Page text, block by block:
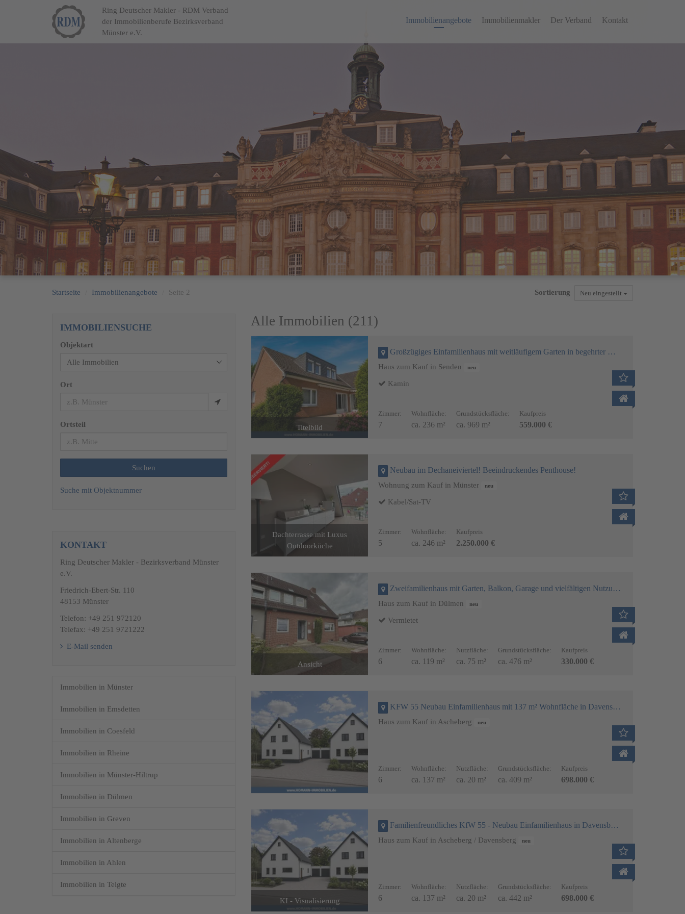
Ring Deutscher Makler - RDM Verband
der Immobilienberufe Bezirksverband
Münster e.V.
Immobilienangebote Immobilienmakler Der Verband Kontakt
Startseite Immobilienangebote Seite 2 Sortierung Neu eingestellt
Alle Immobilien (211)
Titelbild Terrasse Terrasse
Großzügiges Einfamilienhaus mit weitläufigem Garten in begehrter Waldrandlage von Senden
Haus zum Kauf in Senden neu
Kamin
Zimmer:
7
Wohnfläche:
ca. 236 m²
Grundstücksfläche:
ca. 969 m²
Kaufpreis
559.000 €
Dachterrasse mit Luxus
Outdoorküche
Wohnbeispiel - Homestaging
Neubau im Dechaneiviertel! Beeindruckendes Penthouse!
Wohnung zum Kauf in Münster neu
Kabel/Sat-TV
Zimmer:
5
Wohnfläche:
ca. 246 m²
Kaufpreis
2.250.000 €
Ansicht Wohnbereich
Zweifamilienhaus mit Garten, Balkon, Garage und vielfältigen Nutzungsmöglichkeiten
Haus zum Kauf in Dülmen neu
Vermietet
Zimmer:
6
Wohnfläche:
ca. 119 m²
Nutzfläche:
ca. 75 m²
Grundstücksfläche:
ca. 476 m²
Kaufpreis
330.000 €
Wohnzimmer - KI
Visualisierung
Esszimmer - KI Visualisierung
KFW 55 Neubau Einfamilienhaus mit 137 m² Wohnfläche in Davensberg, bezugsfertig im November
Haus zum Kauf in Ascheberg neu
Zimmer:
6
Wohnfläche:
ca. 137 m²
Nutzfläche:
ca. 20 m²
Grundstücksfläche:
ca. 409 m²
Kaufpreis
698.000 €
KI - Visualisierung Wohnzimmer - KI Impression Essbereich - KI Impression
Familienfreundliches KfW 55 - Neubau Einfamilienhaus in Davensberg, 137 m² mit Garage
Haus zum Kauf in Ascheberg / Davensberg neu
Zimmer:
6
Wohnfläche:
ca. 137 m²
Nutzfläche:
ca. 20 m²
Grundstücksfläche:
ca. 442 m²
Kaufpreis
698.000 €
IMMOBILIENSUCHE
Objektart
Ort
Ortsteil
Suche mit Objektnummer
KONTAKT
Ring Deutscher Makler - Bezirksverband Münster
e.V.
Friedrich-Ebert-Str. 110
48153 Münster
Telefon: +49 251 972120
Telefax: +49 251 9721222
E-Mail senden
Immobilien in Münster
Immobilien in Emsdetten
Immobilien in Coesfeld
Immobilien in Rheine
Immobilien in Münster-Hiltrup
Immobilien in Dülmen
Immobilien in Greven
Immobilien in Altenberge
Immobilien in Ahlen
Immobilien in Telgte